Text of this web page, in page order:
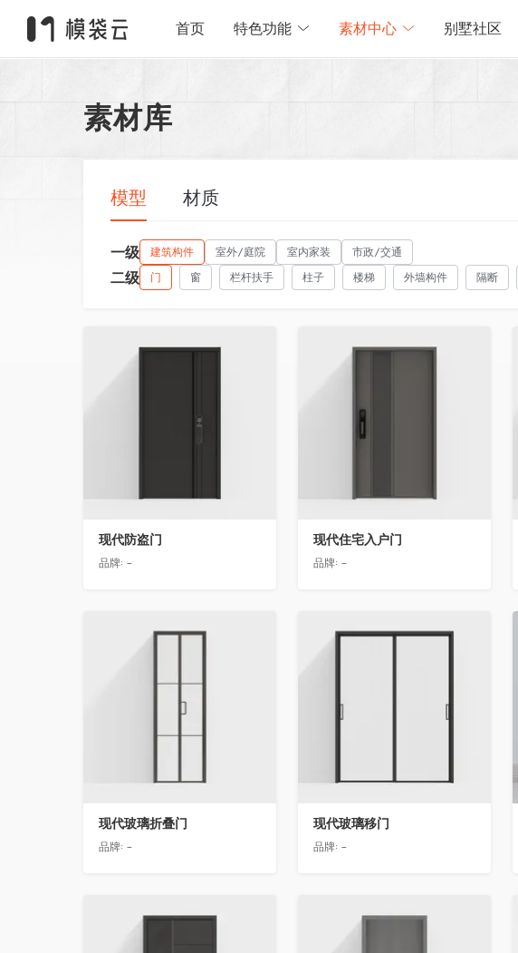
首页 特色功能 素材中心 别墅社区
素材库
模型 材质
一级 建筑构件 室外/庭院 室内家装 市政/交通
二级 门 窗 栏杆扶手 柱子 楼梯 外墙构件 隔断
收藏
现代防盗门
品牌: -
收藏
现代住宅入户门
品牌: -
现代玻璃折叠门
品牌: -
收藏
现代玻璃移门
品牌: -
收藏 收藏